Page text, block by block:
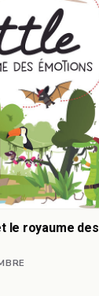
le royaume des